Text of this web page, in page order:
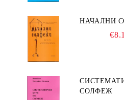
НАЧАЛНИ
СОЛФЕЖ